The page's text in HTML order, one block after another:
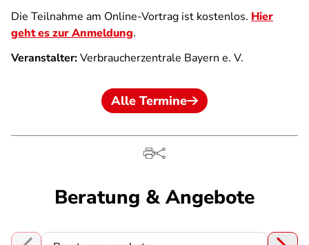
Die Teilnahme am Online-Vortrag ist kostenlos. Hier
geht es zur Anmeldung.
Veranstalter:Verbraucherzentrale Bayern e. V.
Alle Termine
Beratung & Angebote